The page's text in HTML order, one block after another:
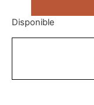
Disponible